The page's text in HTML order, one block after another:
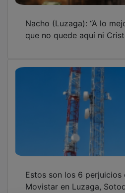
que no quede aquí ni
Movistar en Luzaga,